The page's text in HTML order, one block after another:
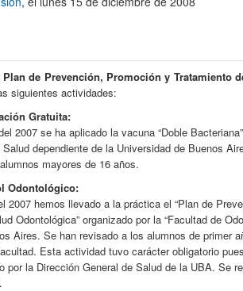
Plan de Prevención, Promoción y Tratamiento
siguientes actividades:
Gratuita:
2007 se ha aplicado la vacuna “Doble
dependiente de la Universidad de Buenos
mayores de 16 años.
Odontológico:
2007 hemos llevado a la práctica el “Plan de
Odontológica” organizado por la “Facultad de
Aires. Se han revisado a los alumnos de primer
Esta actividad tuvo carácter obligatorio
por la Dirección General de Salud de la UBA. Se